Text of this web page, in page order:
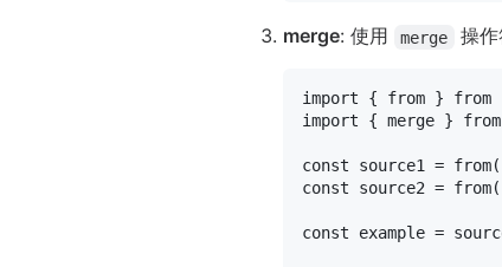
merge: 使用 merge 操
import { from } from
import { merge } from
const source1 = from
const source2 = from
const example =